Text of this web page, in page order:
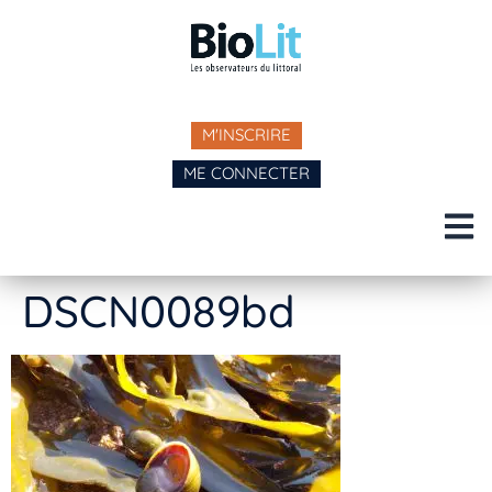
M'INSCRIRE
ME CONNECTER
DSCN0089bd